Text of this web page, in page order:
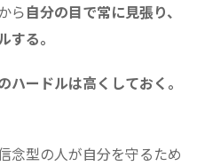
ら自分の目で常に見張り、
る。
ードルは高くしておく。
念型の人が自分を守るため